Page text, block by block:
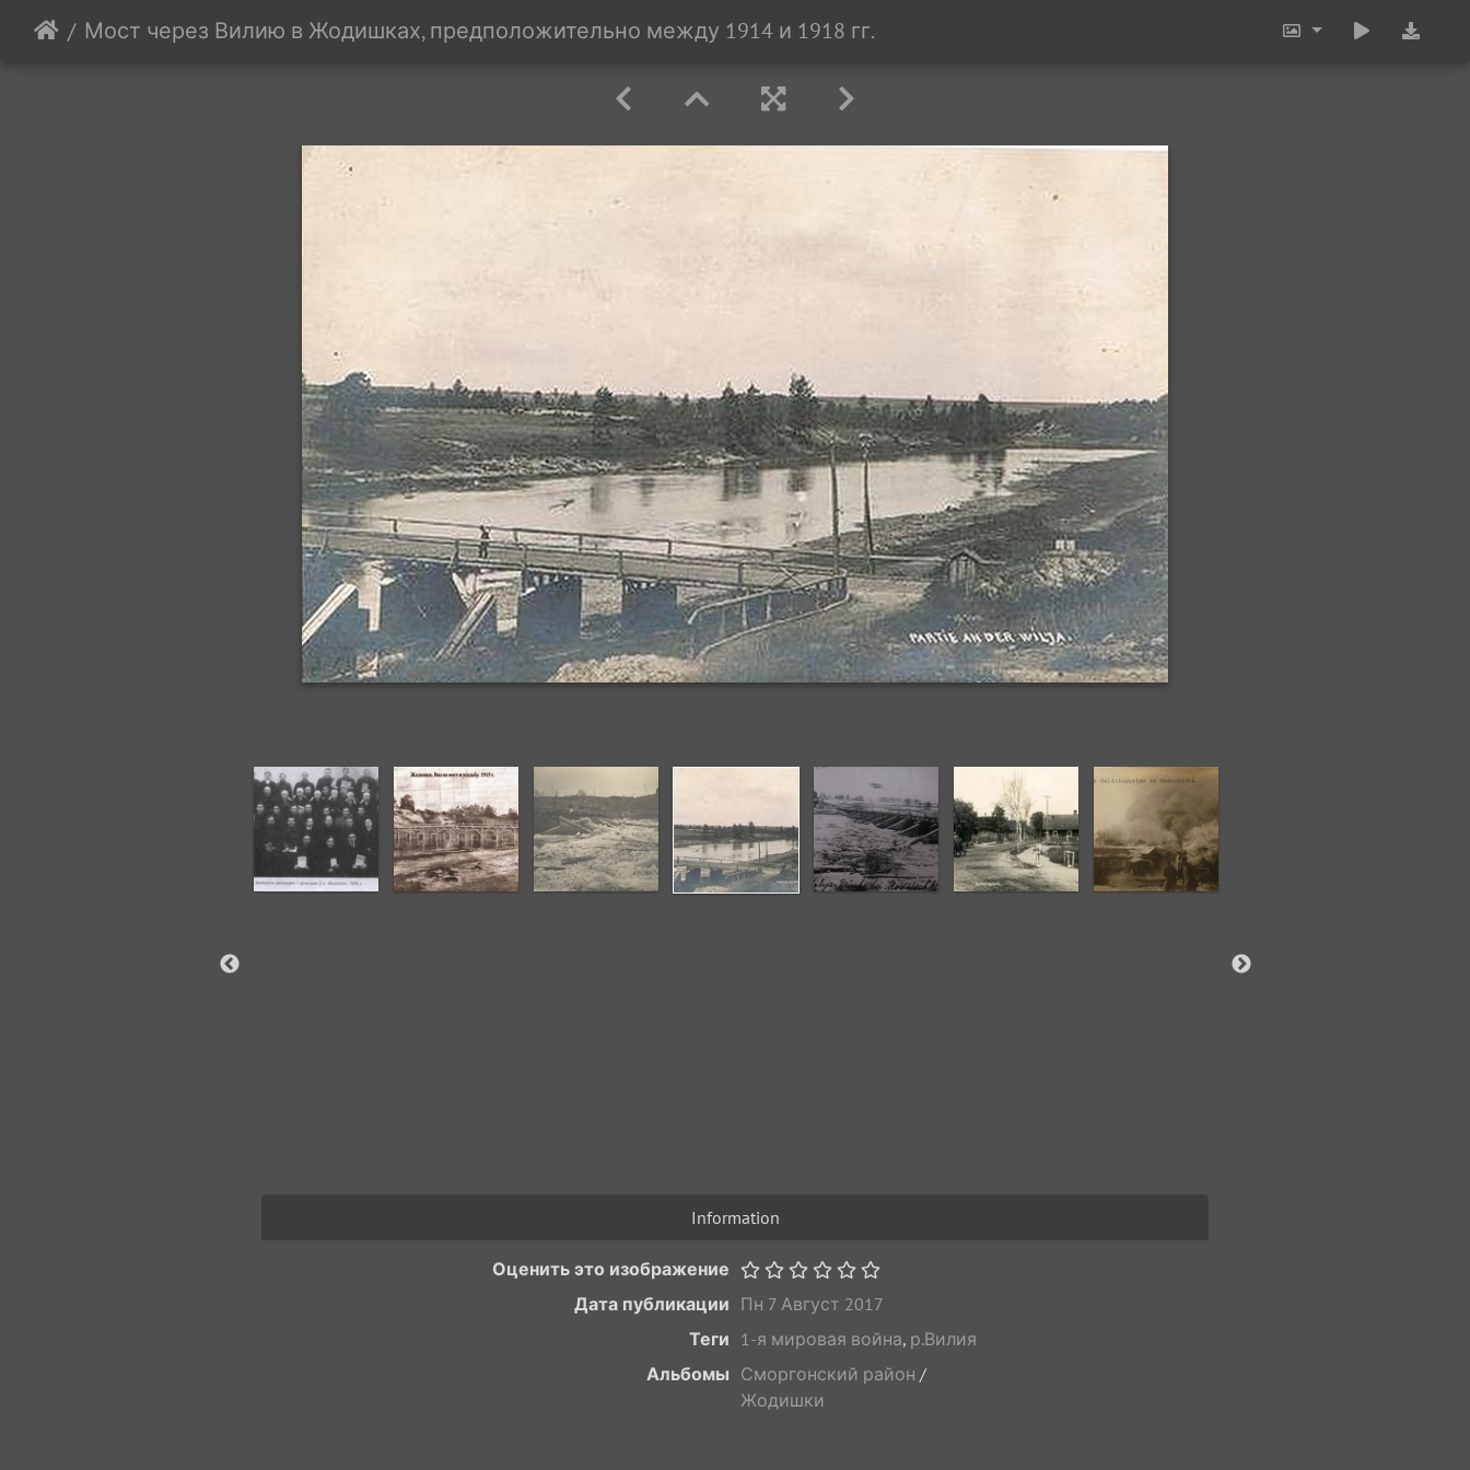
Мост через Вилию в Жодишках, предположительно между 1914 и 1918 гг.
Information
Оценить это изображение
Дата публикации Пн 7 Август 2017
Теги 1-я мировая война, р.Вилия
Альбомы Сморгонский район /
Жодишки